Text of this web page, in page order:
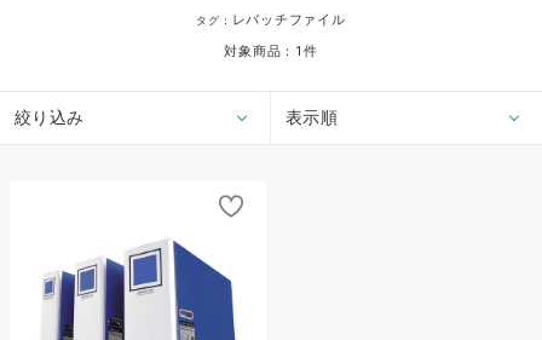
タグ： レバッチファイル
対象商品： 1 件
絞り込み 表示順